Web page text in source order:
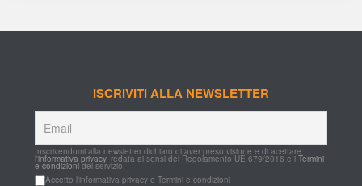
ISCRIVITI ALLA NEWSLETTER
Inscrivendomi alla newsletter dichiaro di aver preso visione e di acettare
l'informativa privacy, redata ai sensi del Regolamento UE 679/2016 e i Termini
e condizioni del servizio.
Accetto l'informativa privacy e Termini e condizioni